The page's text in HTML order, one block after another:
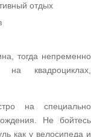
отдых
тогда непременно
на квадроциклах,
на специально
Не бойтесь
как у велосипеда и